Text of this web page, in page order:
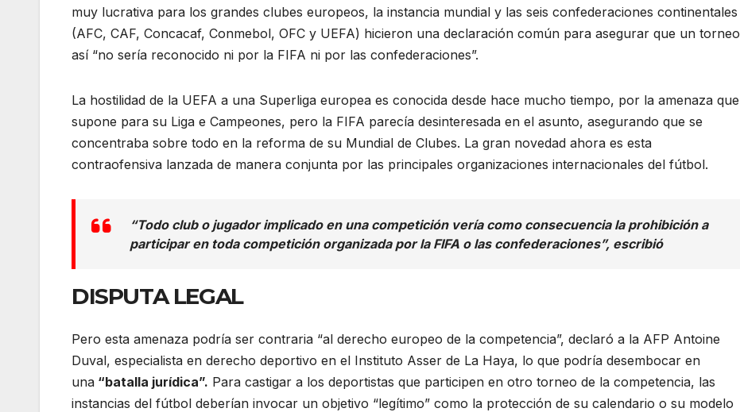
muy lucrativa para los grandes clubes europeos, la instancia mundial y las seis confederaciones continentales
(AFC, CAF, Concacaf, Conmebol, OFC y UEFA) hicieron una declaración común para asegurar que un torneo
así “no sería reconocido ni por la FIFA ni por las confederaciones”.
La hostilidad de la UEFA a una Superliga europea es conocida desde hace mucho tiempo, por la amenaza que
supone para su Liga e Campeones, pero la FIFA parecía desinteresada en el asunto, asegurando que se
concentraba sobre todo en la reforma de su Mundial de Clubes. La gran novedad ahora es esta
contraofensiva lanzada de manera conjunta por las principales organizaciones internacionales del fútbol.
“Todo club o jugador implicado en una competición vería como consecuencia la prohibición a
participar en toda competición organizada por la FIFA o las confederaciones”, escribió
DISPUTA LEGAL
Pero esta amenaza podría ser contraria “al derecho europeo de la competencia”, declaró a la AFP Antoine
Duval, especialista en derecho deportivo en el Instituto Asser de La Haya, lo que podría desembocar en
una “batalla jurídica”. Para castigar a los deportistas que participen en otro torneo de la competencia, las
instancias del fútbol deberían invocar un objetivo “legítimo” como la protección de su calendario o su modelo